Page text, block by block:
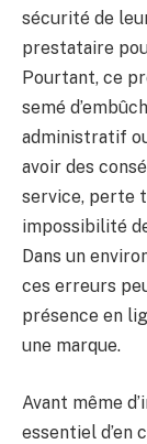
sécurité de
prestataire
Pourtant, ce
semé
administratif
avoir des
service, perte
impossibilité
Dans un
ces erreurs
présence en
une marque.
Avant même
essentiel d’en